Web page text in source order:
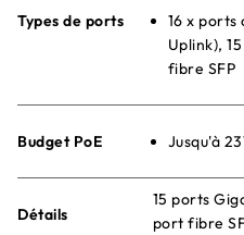
Types de ports
16 x ports
Uplink),
fibre SFP
Budget PoE Jusqu'à
Détails
15 ports
port fibre